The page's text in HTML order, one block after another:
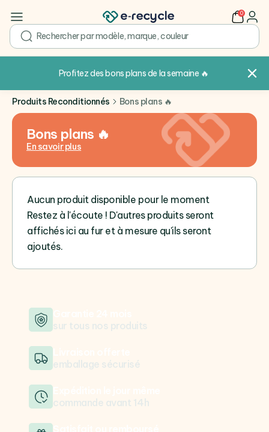
search
0 user
Profitez des bons plans de la semaine 🔥
Produits Reconditionnés Bons plans 🔥
Bons plans 🔥
Profitez dès maintenant des offres du mois ! Nous avons
minutieusement sélectionné pour vous les meilleurs
téléphones à prix réduits, sans compromis sur la qualité.
Que vous recherchiez un modèle dernier cri ou un appareil
En savoir plus
Aucun produit disponible pour le moment
Restez à l'écoute ! D'autres produits seront
affichés ici au fur et à mesure qu'ils seront
ajoutés.
sur tous nos produits
emballage sécurisé
commande avant 14h